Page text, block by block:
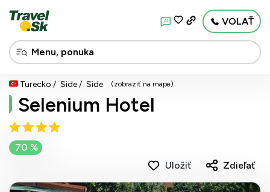
AI VOLAŤ
Turecko Side Side (zobraziť na mape)
Selenium Hotel
70 %
Uložiť
Zdieľať